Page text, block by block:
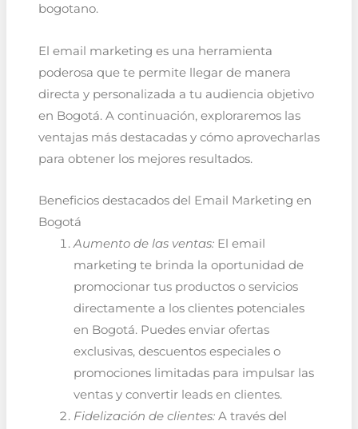
bogotano.
El email marketing es una herramienta
poderosa que te permite llegar de manera
directa y personalizada a tu audiencia objetivo
en Bogotá. A continuación, exploraremos las
ventajas más destacadas y cómo aprovecharlas
para obtener los mejores resultados.
Beneficios destacados del Email Marketing en
Bogotá
Aumento de las ventas:El email
marketing te brinda la oportunidad de
promocionar tus productos o servicios
directamente a los clientes potenciales
en Bogotá. Puedes enviar ofertas
exclusivas, descuentos especiales o
promociones limitadas para impulsar las
ventas y convertir leads en clientes.
Fidelización de clientes:A través del